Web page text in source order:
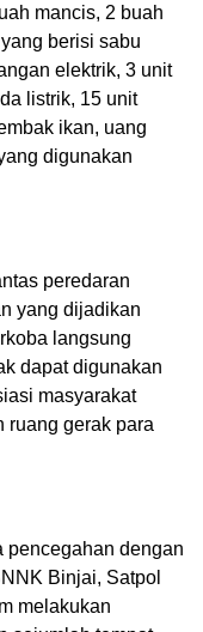
mancis, 2 buah
berisi sabu
elektrik, 3 unit
listrik, 15 unit
ikan, uang
digunakan
peredaran
yang dijadikan
langsung
dapat digunakan
masyarakat
ruang gerak para
pencegahan dengan
Binjai, Satpol
melakukan